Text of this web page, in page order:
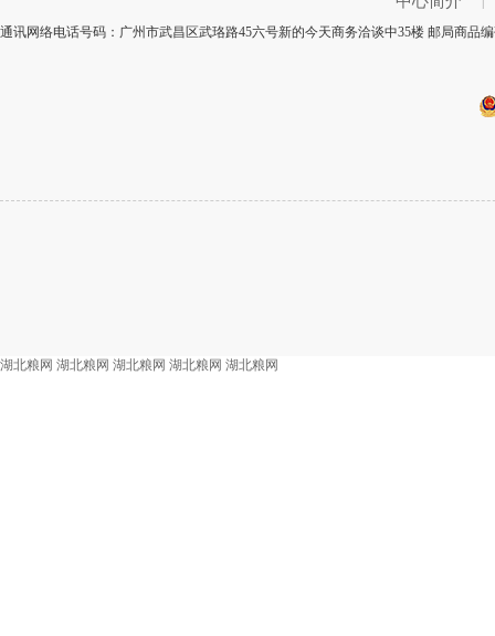
通讯网络电话号码：广州市武昌区武珞路45六号新的今天商务洽谈中35楼 邮局商品
湖北粮网 湖北粮网 湖北粮网 湖北粮网 湖北粮网